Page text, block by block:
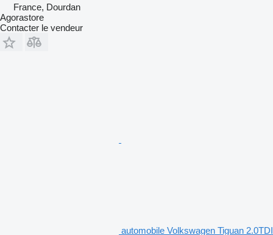
France, Dourdan
Agorastore
Contacter le vendeur
automobile Volkswagen Tiguan 2.0TDI